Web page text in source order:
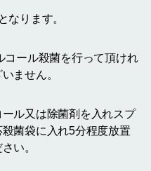
なります。
コール殺菌を行って頂けれ
ません。
ル又は除菌剤を入れスプ
菌袋に入れ5分程度放置
い。